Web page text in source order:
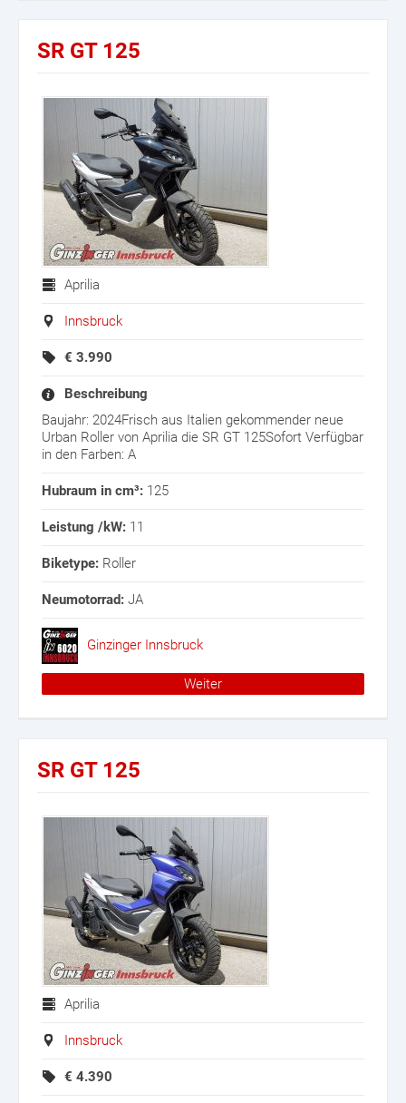
SR GT 125
Aprilia
Innsbruck
€ 3.990
Beschreibung
Baujahr: 2024Frisch aus Italien gekommender neue
Urban Roller von Aprilia die SR GT 125Sofort Verfügbar
in den Farben: A
Hubraum in cm³: 125
Leistung /kW: 11
Biketype: Roller
Neumotorrad: JA
Ginzinger Innsbruck
Weiter
SR GT 125
Aprilia
Innsbruck
€ 4.390